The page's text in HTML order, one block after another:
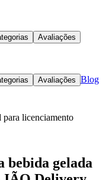
Avaliações
Avaliações Blog
para licenciamento
bebida gelada